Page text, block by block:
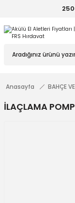
Anasayfa BAHÇE
İLAÇLAMA